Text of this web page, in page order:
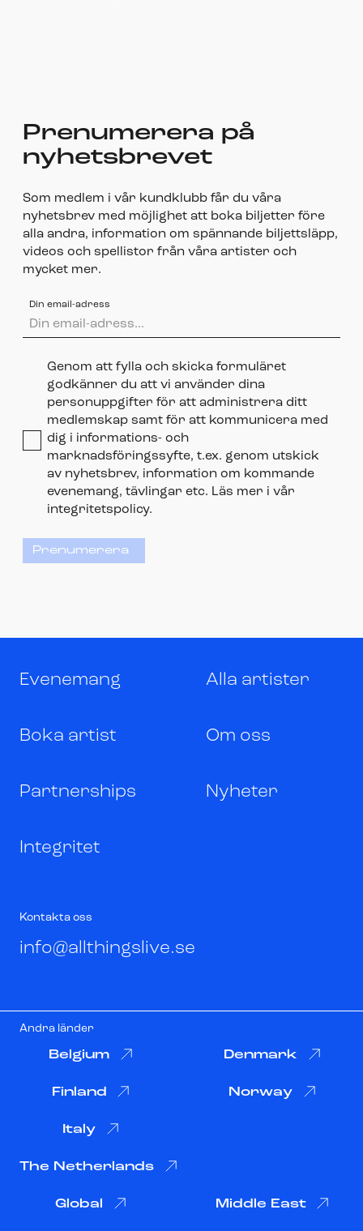
Prenumerera på
nyhetsbrevet
Som medlem i vår kundklubb får du våra
nyhetsbrev med möjlighet att boka biljetter före
alla andra, information om spännande biljettsläpp,
videos och spellistor från våra artister och
mycket mer.
Din email-adress
Genom att fylla och skicka formuläret
godkänner du att vi använder dina
personuppgifter för att administrera ditt
medlemskap samt för att kommunicera med
dig i informations- och
marknadsföringssyfte, t.ex. genom utskick
av nyhetsbrev, information om kommande
evenemang, tävlingar etc. Läs mer i vår
integritetspolicy.
Prenumerera
Evenemang Alla artister
Boka artist Om oss
Partnerships Nyheter
Integritet
Kontakta oss
info@allthingslive.se
Andra länder
Belgium Denmark
Finland Norway
Italy
The Netherlands
Global Middle East